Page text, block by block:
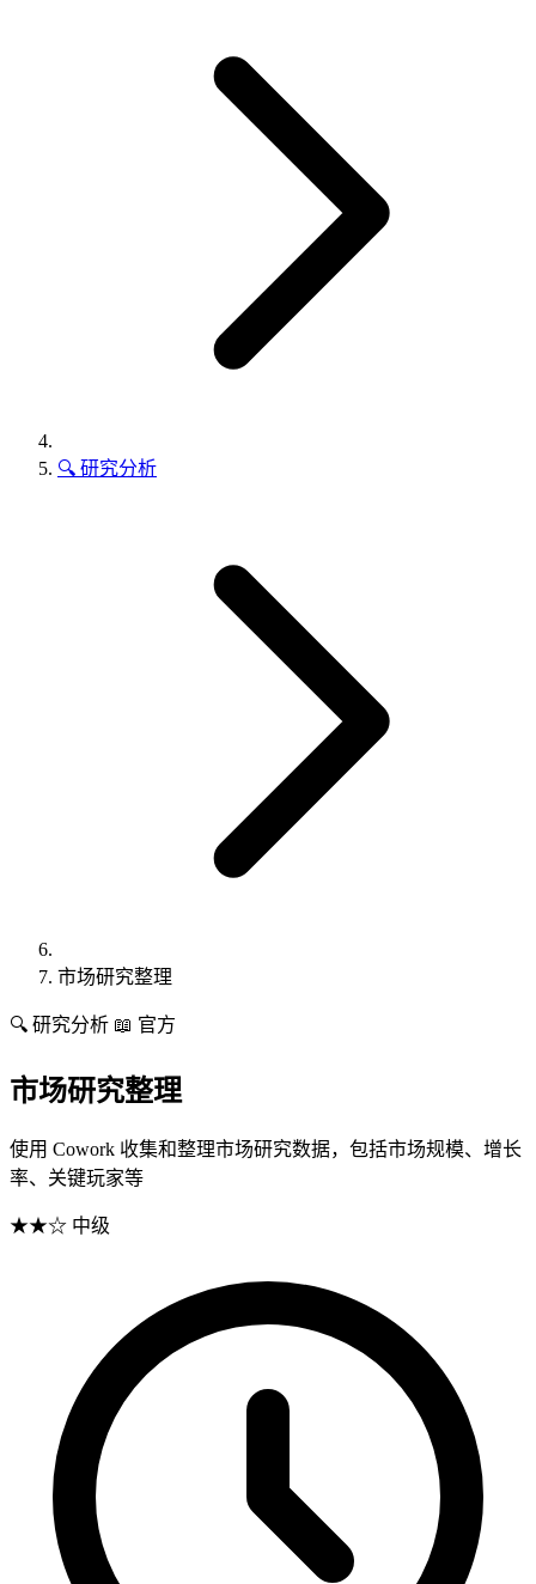
🔍 研究分析
市场研究整理
🔍 研究分析 📖 官方
市场研究整理
使用 Cowork 收集和整理市场研究数据，包括市场规模、增长
率、关键玩家等
★★☆ 中级